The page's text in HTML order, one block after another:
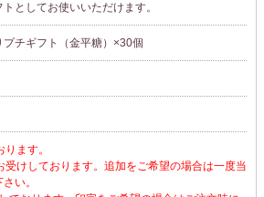
としてお使いいただけます。
チギフト（金平糖）×30個
ます。
けしております。追加をご希望の場合は一度当
い。